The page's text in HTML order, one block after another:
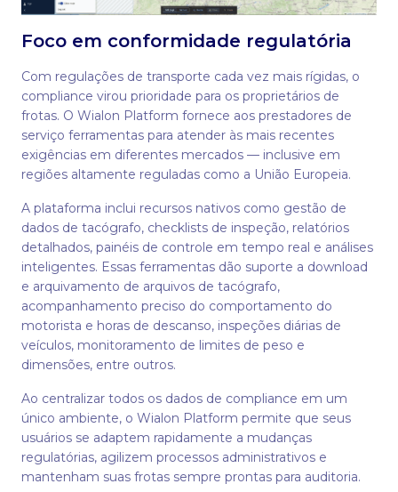
Foco em conformidade regulatória
Com regulações de transporte cada vez mais rígidas, o
compliance virou prioridade para os proprietários de
frotas. O Wialon Platform fornece aos prestadores de
serviço ferramentas para atender às mais recentes
exigências em diferentes mercados — inclusive em
regiões altamente reguladas como a União Europeia.
A plataforma inclui recursos nativos como gestão de
dados de tacógrafo, checklists de inspeção, relatórios
detalhados, painéis de controle em tempo real e análises
inteligentes. Essas ferramentas dão suporte a download
e arquivamento de arquivos de tacógrafo,
acompanhamento preciso do comportamento do
motorista e horas de descanso, inspeções diárias de
veículos, monitoramento de limites de peso e
dimensões, entre outros.
Ao centralizar todos os dados de compliance em um
único ambiente, o Wialon Platform permite que seus
usuários se adaptem rapidamente a mudanças
regulatórias, agilizem processos administrativos e
mantenham suas frotas sempre prontas para auditoria.